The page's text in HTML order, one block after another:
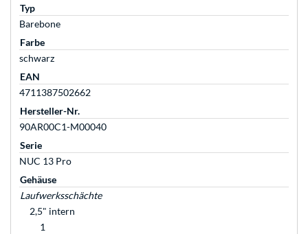
Typ
Barebone
Farbe
schwarz
EAN
4711387502662
Hersteller-Nr.
90AR00C1-M00040
Serie
NUC 13 Pro
Gehäuse
Laufwerksschächte
2,5" intern
1